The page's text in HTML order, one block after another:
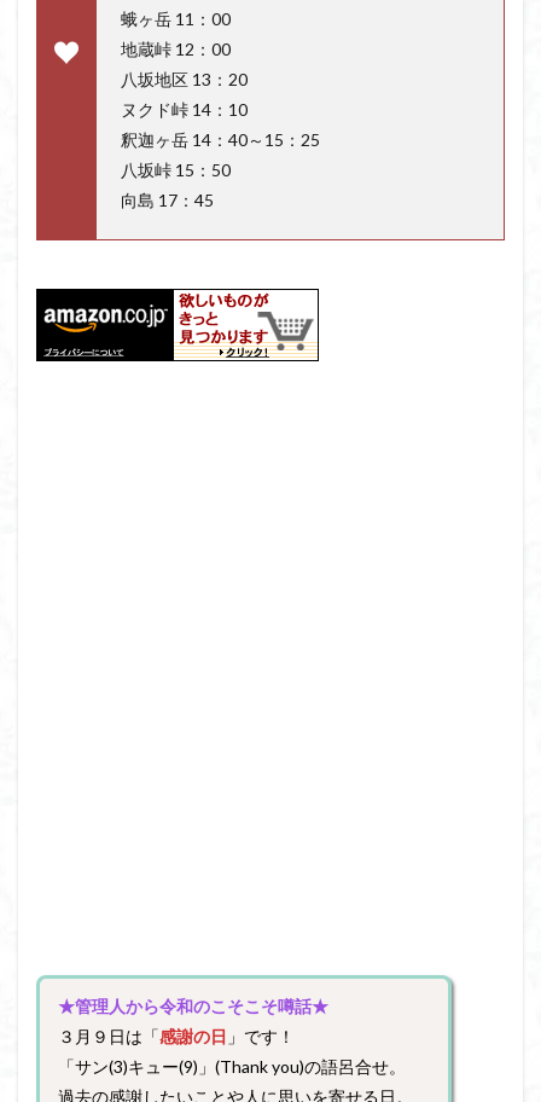
蛾ヶ岳 11：00
地蔵峠 12：00
八坂地区 13：20
ヌクド峠 14：10
釈迦ヶ岳 14：40～15：25
八坂峠 15：50
向島 17：45
★管理人から令和のこそこそ噂話★
３月９日は「感謝の日 」です！
「サン(3)キュー(9)」(Thank you)の語呂合せ。
過去の感謝したいことや人に思いを寄せる日。